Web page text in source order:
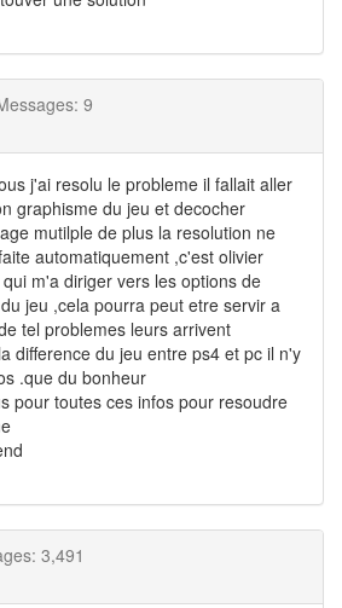
9
j'ai resolu le probleme il fallait aller
graphisme du jeu et decocher
mutilple de plus la resolution ne
automatiquement ,c'est olivier
m'a diriger vers les options de
jeu ,cela pourra peut etre servir a
tel problemes leurs arrivent
difference du jeu entre ps4 et pc il n'y
.que du bonheur
pour toutes ces infos pour resoudre
3,491